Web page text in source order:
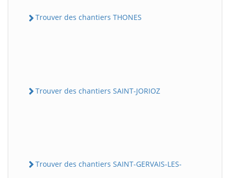
Trouver des chantiers THONES
Trouver des chantiers SAINT-JORIOZ
Trouver des chantiers SAINT-GERVAIS-LES-